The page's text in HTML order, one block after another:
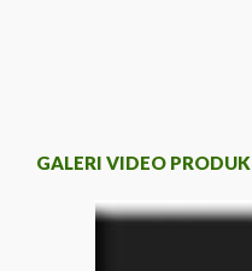
GALERI VIDEO PRODUK